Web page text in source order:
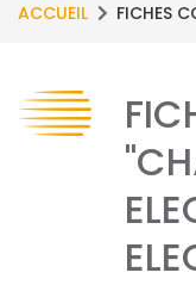
ACCUEIL FICHES